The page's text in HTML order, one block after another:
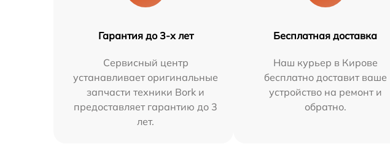
Гарантия до 3-х лет
Сервисный центр
устанавливает оригинальные
запчасти техники Bork и
предоставляет гарантию до 3
лет.
Бесплатная доставка
Наш курьер в Кирове
бесплатно доставит ваше
устройство на ремонт и
обратно.